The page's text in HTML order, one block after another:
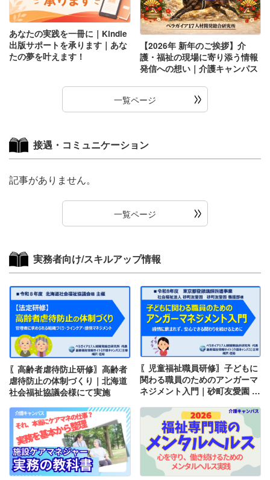
あなたの実践を一冊に｜Kindle
出版サポートを承ります｜あな
たの夢を叶えます！
【2026年 新年のご挨拶】介
護・福祉の現場に寄り添う情報
発信への想い｜介護キャンパス
一覧ページ
接遇・コミュニケーション
記事がありません。
一覧ページ
実務者向け/スキルアップ情報
〖高齢者虐待防止研修〗高齢者
虐待防止の体制づくり｜北海道
社会福祉協議会様にて実施
〖児童福祉職員研修〗子どもに
関わる職員のためのアンガーマ
ネジメント入門｜砂町友愛園 養